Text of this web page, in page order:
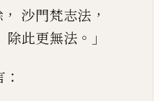
， 沙門梵志法 ，
除此更無法 。」
：